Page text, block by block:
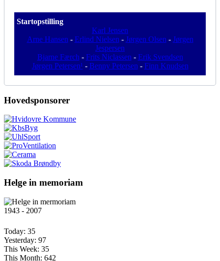
Startopstilling
Karl Jensen
Arne Hansen - Erlind Nielsen - Jørgen Olsen - Jørgen
Jespersen
Bjarne Færch - Frits Niclassen - Erik Svendsen
Jørgen Petersen¹ - Benny Petersen - Finn Knudsen
Hovedsponsorer
Helge in memoriam
1943 - 2007
Today: 35
Yesterday: 97
This Week: 35
This Month: 642